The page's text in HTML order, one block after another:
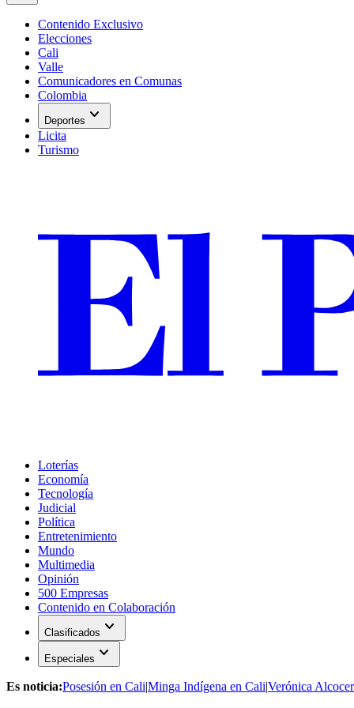
Contenido Exclusivo
Elecciones
Cali
Valle
Comunicadores en Comunas
Colombia
Deportes expand_more
Licita
Turismo
Loterías
Economía
Tecnología
Judicial
Política
Entretenimiento
Mundo
Multimedia
Opinión
500 Empresas
Contenido en Colaboración
Clasificados expand_more
Especiales expand_more
Es noticia:Posesión en Cali|Minga Indígena en Cali|Verónica Alcocer